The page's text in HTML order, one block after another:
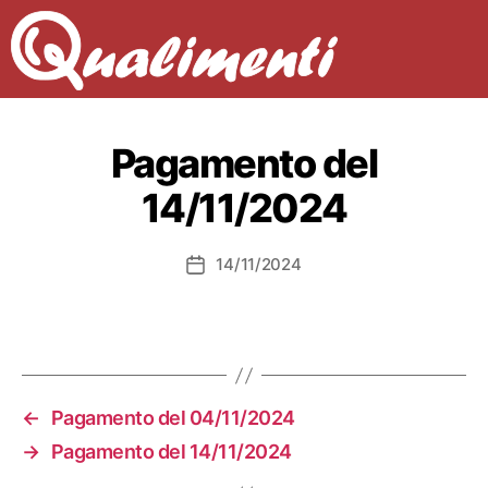
Pagamento del
14/11/2024
Data14/11/2024
←
Pagamento del 04/11/2024
→ Pagamento del 14/11/2024